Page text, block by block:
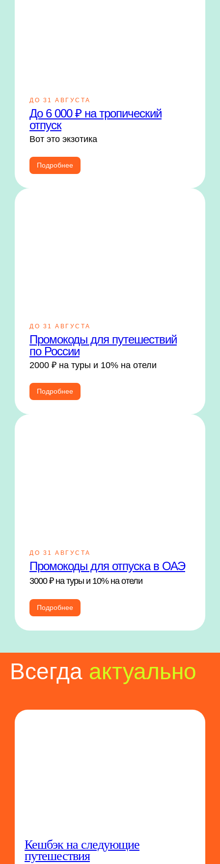
ДО 31 АВГУСТА
До 6 000 ₽ на тропический
отпуск
Вот это экзотика
Подробнее
ДО 31 АВГУСТА
Промокоды для путешествий
по России
2000 ₽ на туры и 10% на отели
Подробнее
ДО 31 АВГУСТА
Промокоды для отпуска в ОАЭ
3000 ₽ на туры и 10% на отели
Подробнее
Всегда актуально
Кешбэк на следующие
путешествия